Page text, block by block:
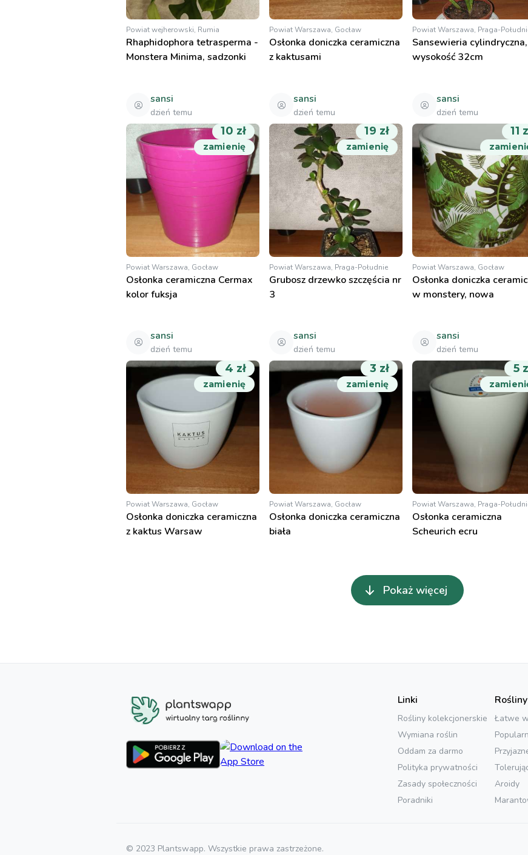
Powiat wejherowski, Rumia
Rhaphidophora tetrasperma -
Monstera Minima, sadzonki
Powiat Warszawa, Gocław
Osłonka doniczka ceramiczna
z kaktusami
Powiat Warszawa, Praga-
Sansewieria cylindryczna,
wysokość 32cm
sansi
dzień temu
10 zł
zamienię
Powiat Warszawa, Gocław
Osłonka ceramiczna Cermax
kolor fuksja
sansi
dzień temu
19 zł
zamienię
Powiat Warszawa, Praga-Południe
Grubosz drzewko szczęścia nr
3
sansi
dzień temu
11
Powiat Warszawa, Gocław
Osłonka doniczka
w monstery, nowa
sansi
dzień temu
4 zł
zamienię
Powiat Warszawa, Gocław
Osłonka doniczka ceramiczna
z kaktus Warsaw
sansi
dzień temu
3 zł
zamienię
Powiat Warszawa, Gocław
Osłonka doniczka ceramiczna
biała
sansi
dzień temu
5
Powiat Warszawa, Praga-
Osłonka ceramiczna
Scheurich ecru
Pokaż więcej
Linki
Rośliny kolekcjonerskie
Wymiana roślin
Oddam za darmo
Polityka prywatności
Zasady społeczności
Poradniki
Rośliny
Łatwe
Aroidy
© 2023 Plantswapp. Wszystkie prawa zastrzeżone.